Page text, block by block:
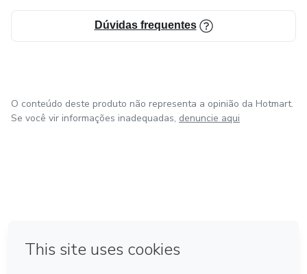
Dúvidas frequentes
O conteúdo deste produto não representa a opinião da Hotmart.
Se você vir informações inadequadas, denuncie aqui
Feito com ❤ em Bogotá